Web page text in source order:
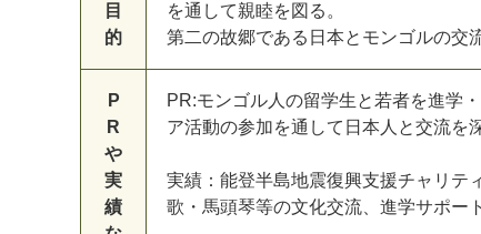
目
的
を通して親睦を図る。
第二の故郷である日本とモンゴルの交
P
R
や
実
績
PR:モンゴル人の留学生と若者を進学
ア活動の参加を通して日本人と交流を
実績：能登半島地震復興支援チャリテ
歌・馬頭琴等の文化交流、進学サポー